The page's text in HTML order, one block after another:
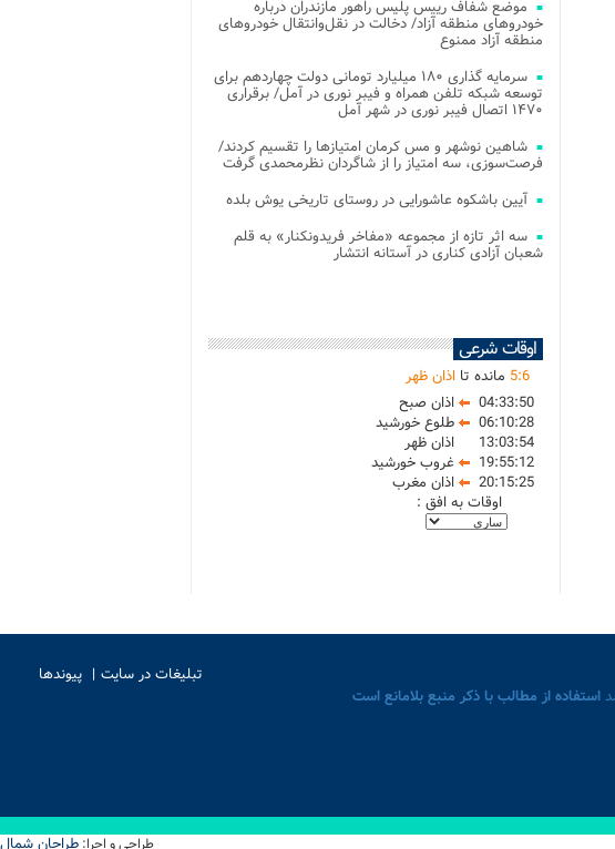
موضع شفاف رییس پلیس راهور مازندران درباره
خودروهای منطقه آزاد/ دخالت در نقل‌وانتقال خودروهای
منطقه آزاد ممنوع
سرمایه گذاری ۱۸۰ میلیارد تومانی دولت چهاردهم برای
توسعه شبکه تلفن همراه و فیبر نوری در آمل/ برقراری
۱۴۷۰ اتصال فیبر نوری در شهر آمل
شاهین نوشهر و مس کرمان امتیازها را تقسیم کردند/
فرصت‌سوزی، سه امتیاز را از شاگردان نظرمحمدی گرفت
آیین باشکوه عاشورایی در روستای تاریخی یوش بلده
سه اثر تازه از مجموعه «مفاخر فریدونکنار» به قلم
شعبان آزادی کناری در آستانه انتشار
اوقات شرعی
5:6 مانده تا اذان ظهر
04:33:50
اذان صبح
06:10:28
طلوع خورشید
13:03:54
اذان ظهر
19:55:12
غروب خورشید
20:15:25
اذان مغرب
اوقات به افق :
تبلیغات در سایت
پیوندها
استفاده از مطالب با ذکر منبع بلامانع است
طراحی و اجرا: طراحان شمال